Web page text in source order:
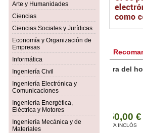
Arte y Humanidades
Ciencias
Ciencias Sociales y Jurídicas
Economía y Organización de
Empresas
Informática
Ingeniería Civil
Ingeniería Electrónica y
Comunicaciones
Ingeniería Energética,
Eléctrica y Motores
Ingeniería Mecánica y de
Materiales